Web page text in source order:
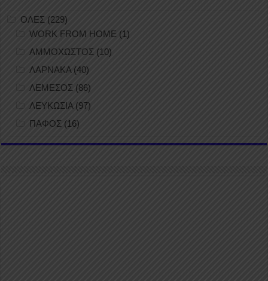
ΟΛΕΣ (229)
WORK FROM HOME (1)
ΑΜΜΟΧΩΣΤΟΣ (10)
ΛΑΡΝΑΚΑ(40)
ΛΕΜΕΣΟΣ (86)
ΛΕΥΚΩΣΙΑ (97)
ΠΑΦΟΣ (16)